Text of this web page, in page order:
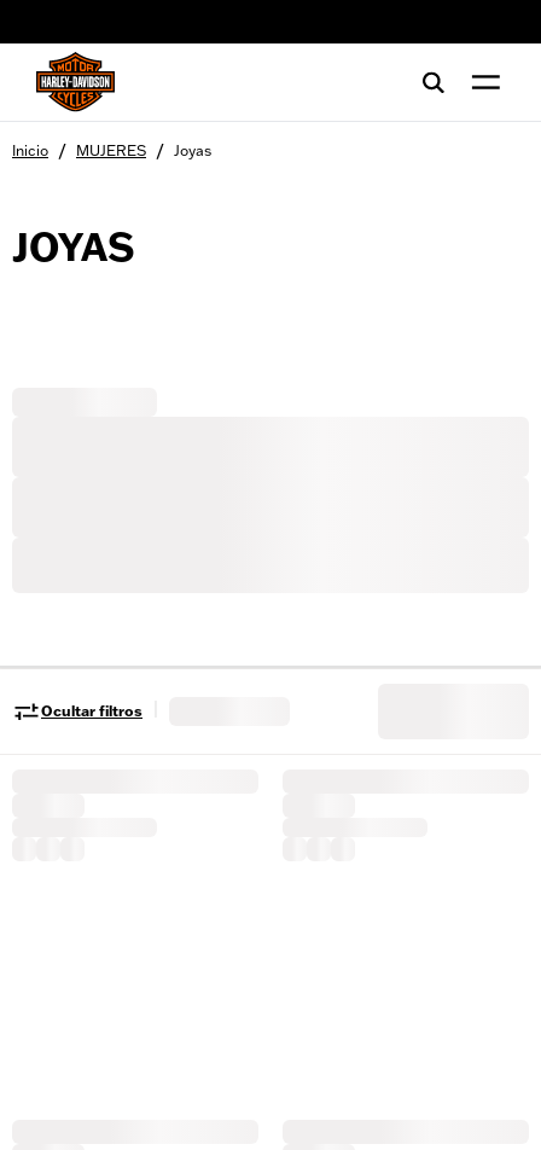
Inicio / MUJERES / Joyas
JOYAS
Ocultar filtros